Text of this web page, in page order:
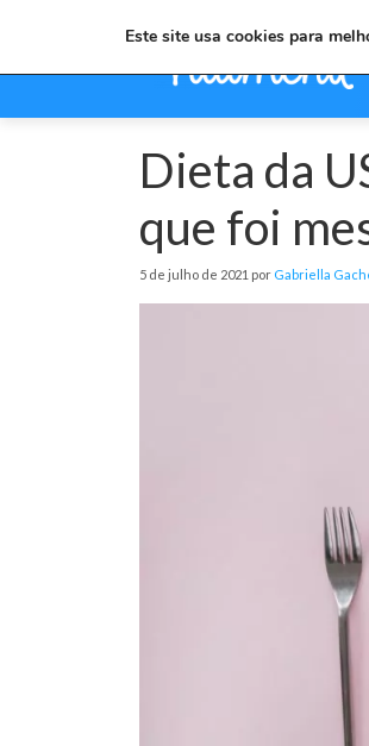
Dieta da
que foi
5 de julho de 2021 por Gabriella
Este site usa cookies para